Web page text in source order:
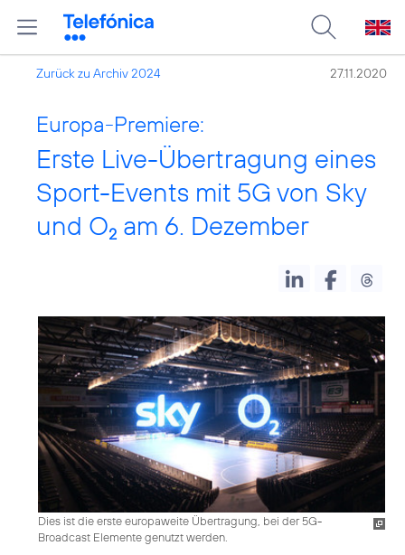
Zurück zu Archiv 2024 27.11.2020
Europa-Premiere:
Erste Live-Übertragung eines
Sport-Events mit 5G von Sky
und O2 am 6. Dezember
Dies ist die erste europaweite Übertragung, bei der 5G-
Broadcast Elemente genutzt werden.